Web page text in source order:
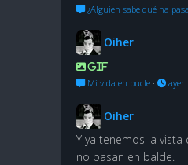
¿Alguien sabe qué ha
Oiher
GIF
Mi vida en bucle · ayer
Oiher
Y ya tenemos la
no pasan en balde.